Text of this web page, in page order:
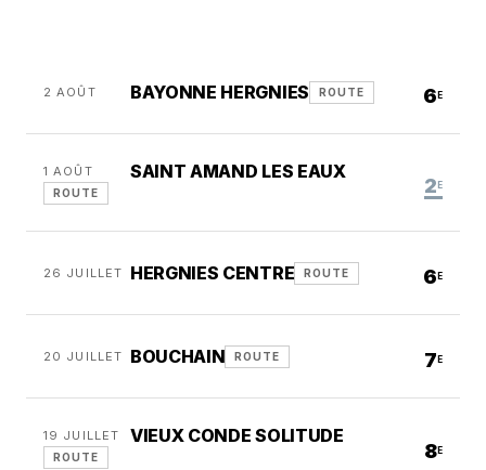
2 AOÛT BAYONNE HERGNIES ROUTE 6 E
1 AOÛT SAINT AMAND LES EAUX
ROUTE 2 E
26 JUILLET HERGNIES CENTRE ROUTE 6 E
20 JUILLET BOUCHAIN ROUTE 7 E
19 JUILLET VIEUX CONDE SOLITUDE
ROUTE 8E